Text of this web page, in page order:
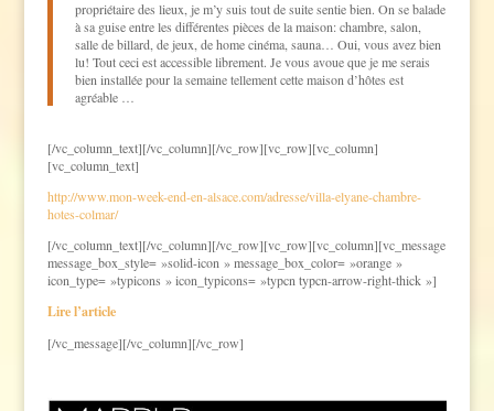
propriétaire des lieux, je m’y suis tout de suite sentie bien. On se balade
à sa guise entre les différentes pièces de la maison: chambre, salon,
salle de billard, de jeux, de home cinéma, sauna… Oui, vous avez bien
lu! Tout ceci est accessible librement. Je vous avoue que je me serais
bien installée pour la semaine tellement cette maison d’hôtes est
agréable …
[/vc_column_text][/vc_column][/vc_row][vc_row][vc_column]
[vc_column_text]
http://www.mon-week-end-en-alsace.com/adresse/villa-elyane-chambre-
hotes-colmar/
[/vc_column_text][/vc_column][/vc_row][vc_row][vc_column][vc_message
message_box_style= »solid-icon » message_box_color= »orange »
icon_type= »typicons » icon_typicons= »typcn typcn-arrow-right-thick »]
Lire l’article
[/vc_message][/vc_column][/vc_row]